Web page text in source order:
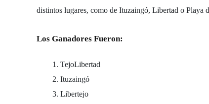
distintos lugares, como de Ituzaingó, Libertad o Playa
Los Ganadores Fueron:
TejoLibertad
Ituzaingó
Libertejo